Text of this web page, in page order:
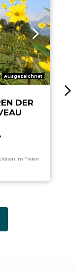
Ausgezeichnet
DER
im Freien